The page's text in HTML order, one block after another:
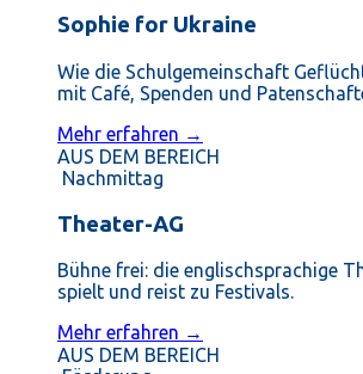
Sophie for Ukraine
Wie die Schulgemeinschaft
mit Café, Spenden und
Mehr erfahren →
AUS DEM BEREICH
Nachmittag
Theater-AG
Bühne frei: die englischsprachige
spielt und reist zu Festivals.
Mehr erfahren →
AUS DEM BEREICH